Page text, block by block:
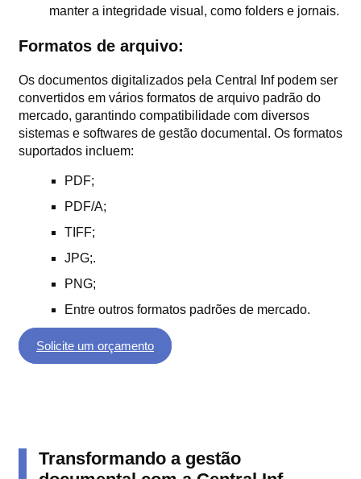
manter a integridade visual, como folders e jornais.
Formatos de arquivo:
Os documentos digitalizados pela Central Inf podem ser
convertidos em vários formatos de arquivo padrão do
mercado, garantindo compatibilidade com diversos
sistemas e softwares de gestão documental. Os formatos
suportados incluem:
PDF;
PDF/A;
TIFF;
JPG;.
PNG;
Entre outros formatos padrões de mercado.
Solicite um orçamento
Transformando a gestão